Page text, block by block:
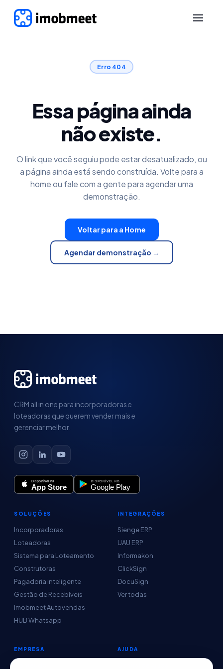
Erro 404
Essa página ainda
não existe.
O link que você seguiu pode estar desatualizado, ou
a página ainda está sendo construída. Volte para a
home ou fale com a gente para agendar uma
demonstração.
Voltar para a Home
Agendar demonstração →
CRM all in one para incorporadoras e
loteadoras que querem vender mais e
gerenciar melhor.
SOLUÇÕES
Incorporadoras
Loteadoras
Sistema para Loteamento
Construtoras
Pagadoria inteligente
Gestão de Recebíveis
Imobmeet Autovendas
HUB Whatsapp
INTEGRAÇÕES
Sienge ERP
UAU ERP
Informakon
ClickSign
DocuSign
Ver todas
EMPRESA AJUDA